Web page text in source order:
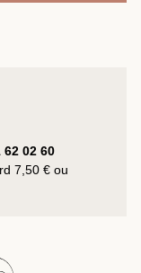
62 02 60
7,50 € ou